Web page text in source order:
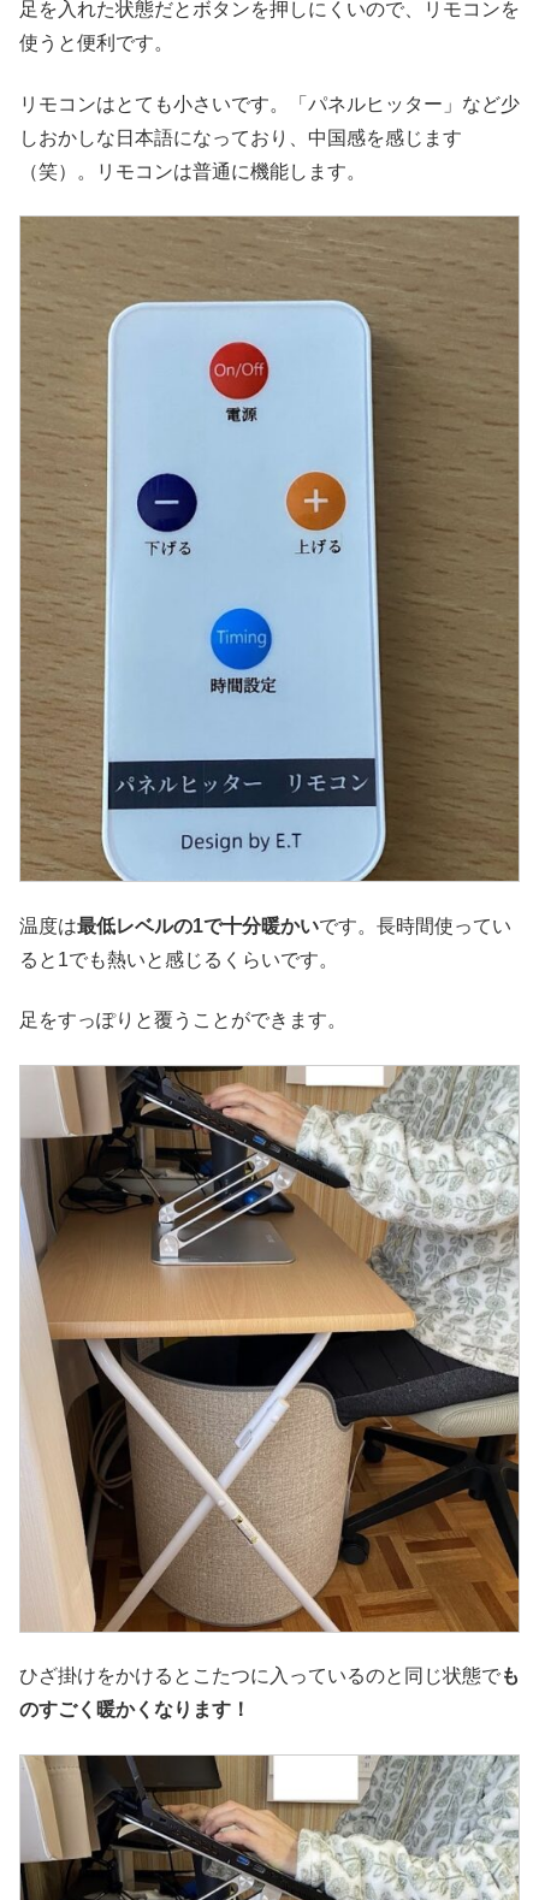
足を入れた状態だとボタンを押しにくいので、リモコンを
使うと便利です。
リモコンはとても小さいです。「パネルヒッター」など少
しおかしな日本語になっており、中国感を感じます
（笑）。リモコンは普通に機能します。
温度は最低レベルの1で十分暖かいです。長時間使ってい
ると1でも熱いと感じるくらいです。
足をすっぽりと覆うことができます。
ひざ掛けをかけるとこたつに入っているのと同じ状態でも
のすごく暖かくなります！